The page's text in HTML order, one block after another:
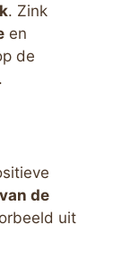
. Zink
en
de
de
uit